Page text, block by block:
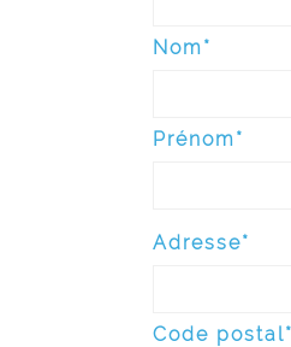
Nom*
Prénom*
Adresse*
Code postal*